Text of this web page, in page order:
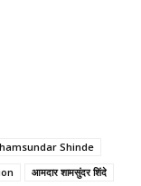
Shinde
आमदार शामसुंदर शिंदे